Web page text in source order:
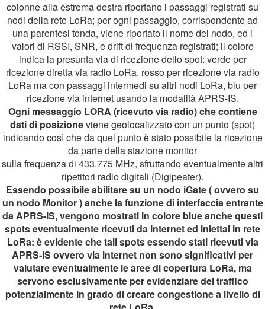
colonne alla estrema destra riportano i passaggi registrati su
nodi della rete LoRa; per ogni passaggio, corrispondente ad
una parentesi tonda, viene riportato il nome del nodo, ed i
valori di RSSI, SNR, e drift di frequenza registrati; il colore
indica la presunta via di ricezione dello spot: verde per
ricezione diretta via radio LoRa, rosso per ricezione via radio
LoRa ma con passaggi intermedi su altri nodi LoRa, blu per
ricezione via internet usando la modalità APRS-IS.
Ogni messaggio LORA (ricevuto via radio) che contiene
dati di posizioneviene geolocalizzato con un punto (spot)
indicando così che da quel punto è stato possibile la ricezione
da parte della stazione monitor
sulla frequenza di 433.775 MHz, sfruttando eventualmente altri
ripetitori radio digitali (Digipeater).
Essendo possibile abilitare su un nodo iGate ( ovvero su
un nodo Monitor ) anche la funzione di interfaccia entrante
da APRS-IS, vengono mostrati in colore blue anche questi
spots eventualmente ricevuti da internet ed iniettai in rete
LoRa: è evidente che tali spots essendo stati ricevuti via
APRS-IS ovvero via internet non sono significativi per
valutare eventualmente le aree di copertura LoRa, ma
servono esclusivamente per evidenziare del traffico
potenzialmente in grado di creare congestione a livello di